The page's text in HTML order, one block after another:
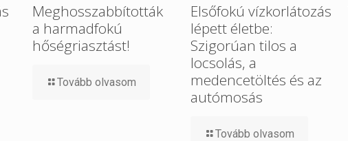
Meghosszabbították
a harmadfokú
hőségriasztást!
Tovább olvasom
Elsőfokú vízkorlátozás
lépett életbe:
Szigorúan tilos a
locsolás, a
medencetöltés és az
autómosás
Tovább olvasom